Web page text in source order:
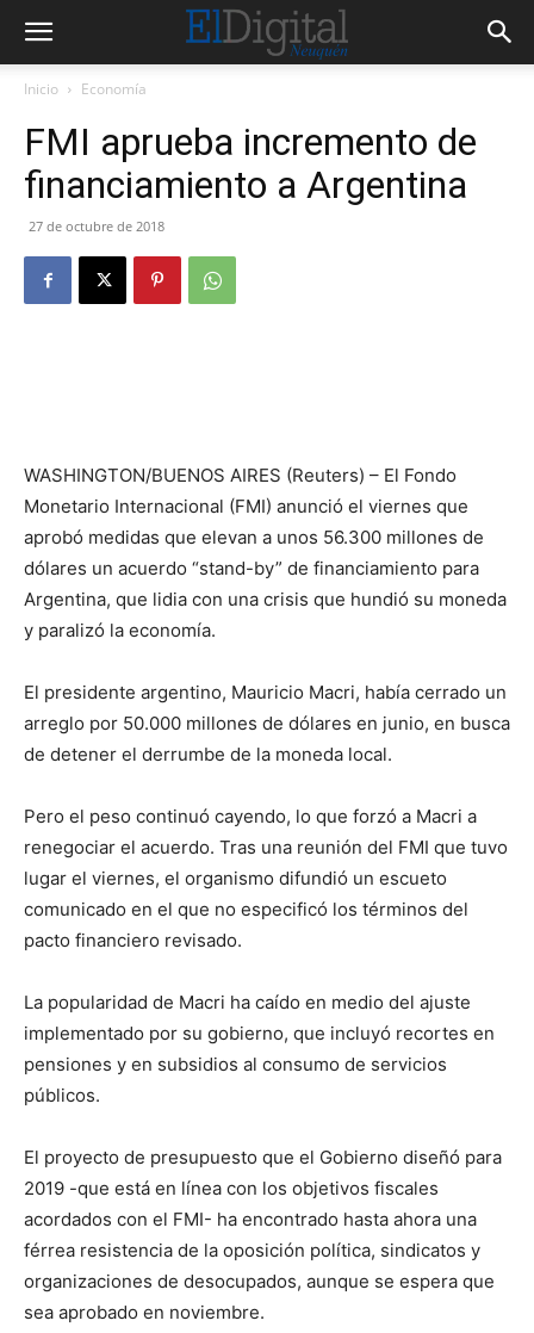
Inicio Economía
FMI aprueba incremento de
financiamiento a Argentina
27 de octubre de 2018
WASHINGTON/BUENOS AIRES (Reuters) – El Fondo
Monetario Internacional (FMI) anunció el viernes que
aprobó medidas que elevan a unos 56.300 millones de
dólares un acuerdo “stand-by” de financiamiento para
Argentina, que lidia con una crisis que hundió su moneda
y paralizó la economía.
El presidente argentino, Mauricio Macri, había cerrado un
arreglo por 50.000 millones de dólares en junio, en busca
de detener el derrumbe de la moneda local.
Pero el peso continuó cayendo, lo que forzó a Macri a
renegociar el acuerdo. Tras una reunión del FMI que tuvo
lugar el viernes, el organismo difundió un escueto
comunicado en el que no especificó los términos del
pacto financiero revisado.
La popularidad de Macri ha caído en medio del ajuste
implementado por su gobierno, que incluyó recortes en
pensiones y en subsidios al consumo de servicios
públicos.
El proyecto de presupuesto que el Gobierno diseñó para
2019 -que está en línea con los objetivos fiscales
acordados con el FMI- ha encontrado hasta ahora una
férrea resistencia de la oposición política, sindicatos y
organizaciones de desocupados, aunque se espera que
sea aprobado en noviembre.